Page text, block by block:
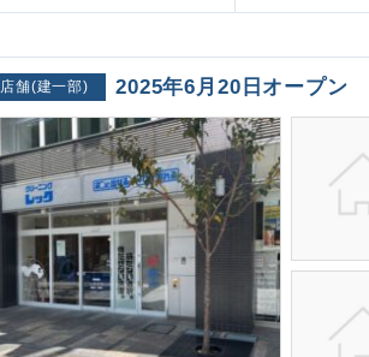
店舗(建一部)
2025年6月20日オープ